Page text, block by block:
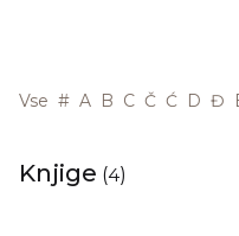
Vse # A B C Č Ć D Đ
Knjige (4)